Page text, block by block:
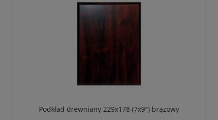
Podkład drewniany 229x178 (7x9") brązowy